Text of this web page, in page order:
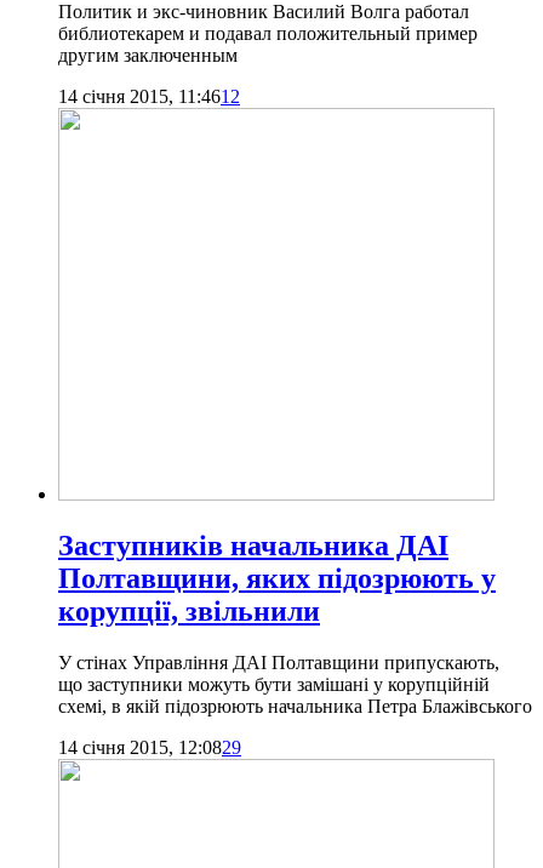
Политик и экс-чиновник Василий Волга работал
библиотекарем и подавал положительный пример
другим заключенным
14 січня 2015, 11:4612
Заступників начальника ДАІ
Полтавщини, яких підозрюють у
корупції, звільнили
У стінах Управління ДАІ Полтавщини припускають,
що заступники можуть бути замішані у корупційній
схемі, в якій підозрюють начальника Петра Блажівського
14 січня 2015, 12:0829